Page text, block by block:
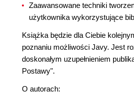
Zaawansowane techniki
użytkownika wykorzystujące
Książka będzie dla Ciebie
poznaniu możliwości Javy. Jest
doskonałym uzupełnieniem
Postawy".
O autorach: